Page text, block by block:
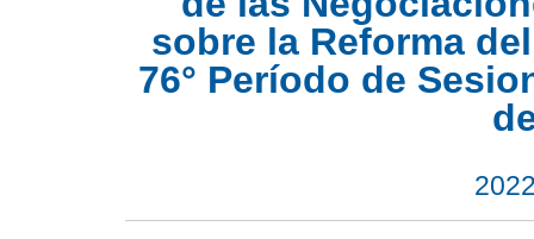
sobre la Reforma
76° Período de